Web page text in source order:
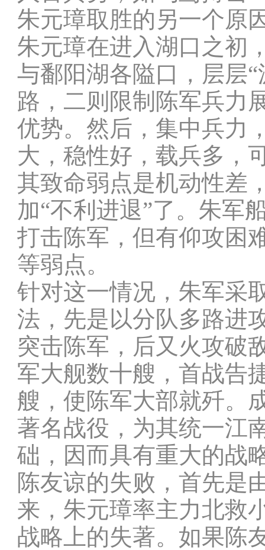
朱元璋取胜的另一个原
朱元璋在进入湖口之初
与鄱阳湖各隘口，层层
路，二则限制陈军兵力
优势。然后，集中兵力
大，稳性好，载兵多，
其致命弱点是机动性差
加“不利进退”了。朱军
打击陈军，但有仰攻困
等弱点。
针对这一情况，朱军采
法，先是以分队多路进
突击陈军，后又火攻破
军大舰数十艘，首战告
艘，使陈军大部就歼。
著名战役，为其统一江
础，因而具有重大的战
陈友谅的失败，首先是
来，朱元璋率主力北救
战略上的失著。如果陈